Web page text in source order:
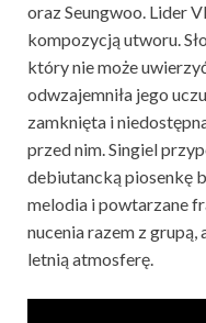
oraz Seungwoo. Lider
kompozycją utworu.
który nie może
odwzajemniła jego
zamknięta i
przed nim. Singiel
debiutancką piosenkę
melodia i powtarzane
nucenia razem z
letnią atmosferę.